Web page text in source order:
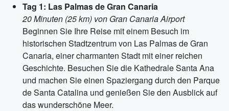
Tag 1: Las Palmas de Gran Canaria
20 Minuten (25 km) von Gran Canaria Airport
Beginnen Sie Ihre Reise mit einem Besuch im
historischen Stadtzentrum von Las Palmas de Gran
Canaria, einer charmanten Stadt mit einer reichen
Geschichte. Besuchen Sie die Kathedrale Santa Ana
und machen Sie einen Spaziergang durch den Parque
de Santa Catalina und genießen Sie den Ausblick auf
das wunderschöne Meer.